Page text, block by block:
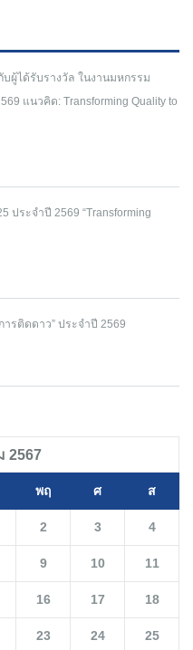
ผู้ได้รับรางวัล ในงานมหกรรม
แนวคิด: Transforming Quality to
ประจำปี 2569 “Transforming
รติดดาว” ประจำปี 2569
2567
พฤ ศ ส
2 3 4
9 10 11
16 17 18
23 24 25